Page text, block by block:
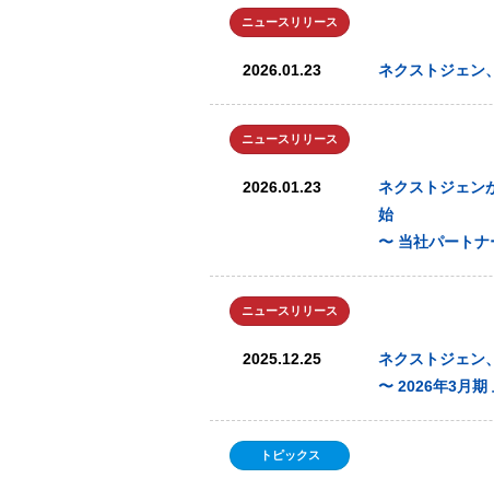
ニュースリリース
2026.01.23 ネクストジェン
ニュースリリース
2026.01.23
ネクストジェン
始
〜 当社パート
ニュースリリース
2025.12.25
ネクストジェン
〜 2026年3月期
トピックス